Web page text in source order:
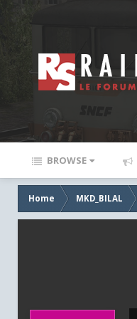
BROWSE
Home MKD_BILAL